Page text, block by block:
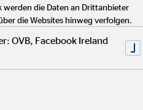
und
stehen im
da jede*r Kund*in
Als OVB-Berater*in
werden die Daten an Drittanbieter
die Websites hinweg verfolgen.
OVB, Facebook Ireland